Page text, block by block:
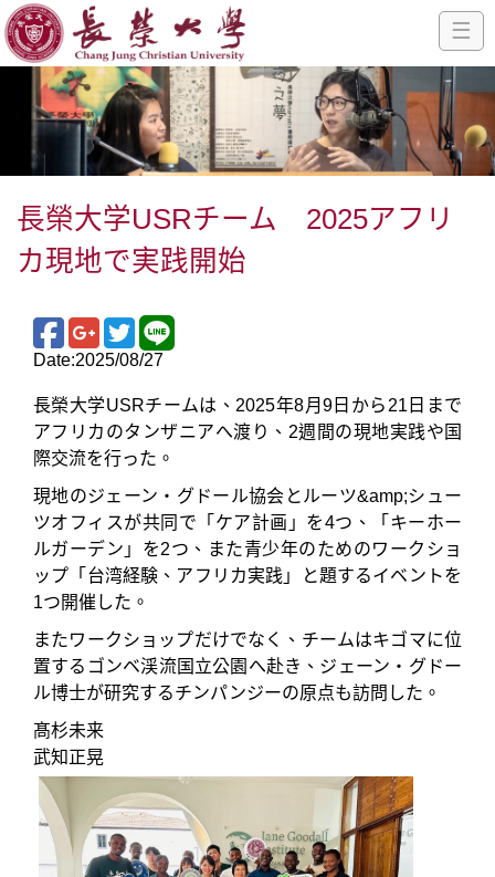
☰
長榮大学USRチーム 2025アフリ
カ現地で実践開始
Date:2025/08/27
長榮大学USRチームは、2025年8月9日から21日まで
アフリカのタンザニアへ渡り、2週間の現地実践や国
際交流を行った。
現地のジェーン・グドール協会とルーツ&amp;シュー
ツオフィスが共同で「ケア計画」を4つ、「キーホー
ルガーデン」を2つ、また青少年のためのワークショ
ップ「台湾経験、アフリカ実践」と題するイベントを
1つ開催した。
またワークショップだけでなく、チームはキゴマに位
置するゴンベ渓流国立公園へ赴き、ジェーン・グドー
ル博士が研究するチンパンジーの原点も訪問した。
髙杉未来
武知正晃